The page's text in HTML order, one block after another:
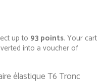
up to 93 points. Your cart
into a voucher of
élastique T6 Tronc